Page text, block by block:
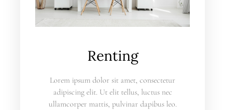
Renting
Lorem ipsum dolor sit amet, consectetur
adipiscing elit. Ut elit tellus, luctus nec
ullamcorper mattis, pulvinar dapibus leo.